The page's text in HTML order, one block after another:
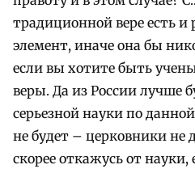
традиционной вере есть
элемент, иначе она бы
если вы хотите быть
веры. Да из России лучше
серьезной науки по
не будет – церковники не
скорее откажусь от науки,